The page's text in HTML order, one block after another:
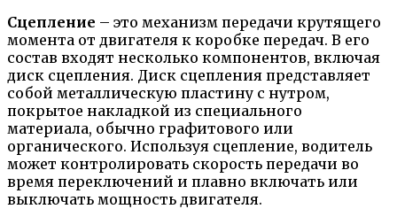
Сцепление – это механизм передачи крутящего
момента от двигателя к коробке передач. В его
состав входят несколько компонентов, включая
диск сцепления. Диск сцепления представляет
собой металлическую пластину с нутром,
покрытое накладкой из специального
материала, обычно графитового или
органического. Используя сцепление, водитель
может контролировать скорость передачи во
время переключений и плавно включать или
выключать мощность двигателя.